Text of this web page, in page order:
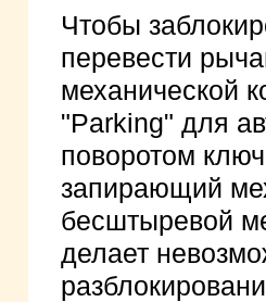
Чтобы
перевести
механической
"Parking" для
поворотом
запирающий
бесштыревой
делает